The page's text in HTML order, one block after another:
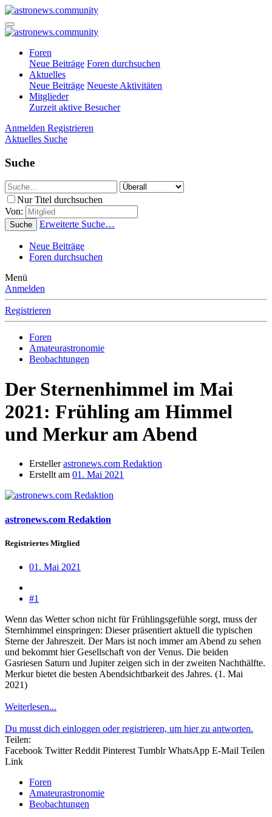
Foren
Neue Beiträge Foren durchsuchen
Aktuelles
Neue Beiträge Neueste Aktivitäten
Mitglieder
Zurzeit aktive Besucher
Anmelden Registrieren
Aktuelles Suche
Suche
Nur Titel durchsuchen
Von:
Suche Erweiterte Suche…
Neue Beiträge
Foren durchsuchen
Menü
Anmelden
Registrieren
Foren
Amateurastronomie
Beobachtungen
Der Sternenhimmel im Mai
2021: Frühling am Himmel
und Merkur am Abend
Ersteller astronews.com Redaktion
Erstellt am 01. Mai 2021
astronews.com Redaktion
Registriertes Mitglied
01. Mai 2021
#1
Wenn das Wetter schon nicht für Frühlingsgefühle sorgt, muss der
Sternhimmel einspringen: Dieser präsentiert aktuell die typischen
Sterne der Jahreszeit. Der Mars ist noch immer am Abend zu sehen
und bekommt hier Gesellschaft von der Venus. Die beiden
Gasriesen Saturn und Jupiter zeigen sich in der zweiten Nachthälfte.
Merkur bietet die besten Abendsichtbarkeit des Jahres. (1. Mai
2021)
Weiterlesen...
Du musst dich einloggen oder registrieren, um hier zu antworten.
Teilen:
Facebook Twitter Reddit Pinterest Tumblr WhatsApp E-Mail Teilen
Link
Foren
Amateurastronomie
Beobachtungen